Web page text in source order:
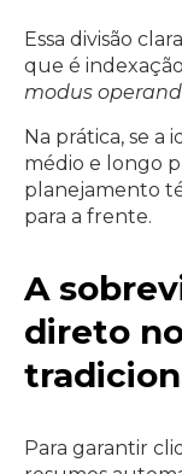
Essa divisão
que é
modus
Na prática, se a
médio e longo
planejamento
para a frente.
A
direto
Para garantir